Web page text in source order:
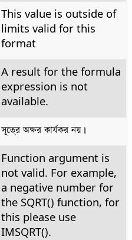
This value is outside of
limits valid for this
format
A result for the formula
expression is not
available.
সূত্রে অক্ষর কার্যকর নয়।
Function argument is
not valid. For example,
a negative number for
the SQRT() function, for
this please use
IMSQRT().